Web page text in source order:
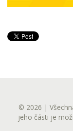
© 2026 |
jeho části je